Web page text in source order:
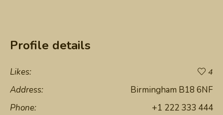
Profile details
Likes: 4
Address:
Birmingham B18 6NF
Phone:
+1 222 333 444